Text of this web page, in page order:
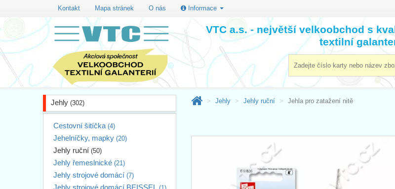
Kontakt Mapa stránek O nás Informace
VTC a.s. - největší velkoobchod s
textilní
Jehly (302)
Cestovní šitíčka (4)
Jehelníčky, mapky (20)
Jehly ruční (50)
Jehly řemeslnické (21)
Jehly strojové domácí (7)
Jehly strojové domácí BEISSEL (1)
Jehly Jehly ruční Jehla pro zatažení nitě